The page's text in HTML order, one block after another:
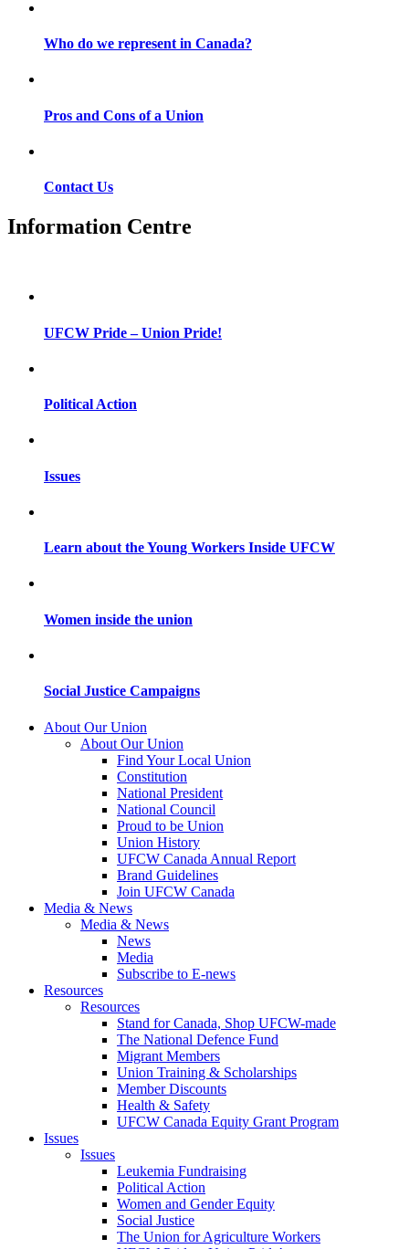
Who do we represent in Canada?
Pros and Cons of a Union
Contact Us
Information Centre
UFCW Pride – Union Pride!
Political Action
Issues
Learn about the Young Workers Inside UFCW
Women inside the union
Social Justice Campaigns
About Our Union
About Our Union
Find Your Local Union
Constitution
National President
National Council
Proud to be Union
Union History
UFCW Canada Annual Report
Brand Guidelines
Join UFCW Canada
Media & News
Media & News
News
Media
Subscribe to E-news
Resources
Resources
Stand for Canada, Shop UFCW-made
The National Defence Fund
Migrant Members
Union Training & Scholarships
Member Discounts
Health & Safety
UFCW Canada Equity Grant Program
Issues
Issues
Leukemia Fundraising
Political Action
Women and Gender Equity
Social Justice
The Union for Agriculture Workers